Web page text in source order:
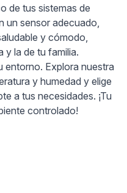
de tus sistemas de
un sensor adecuado,
y cómodo,
y la de tu familia.
entorno. Explora nuestra
y humedad y elige
a tus necesidades. ¡Tu
controlado!